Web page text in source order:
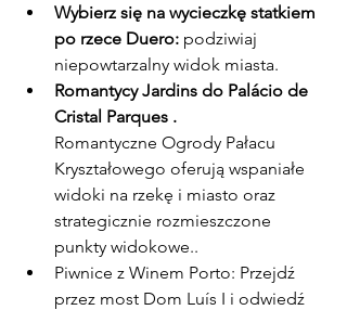
Wybierz się na wycieczkę statkiem
po rzece Duero: podziwiaj
niepowtarzalny widok miasta.
Romantycy Jardins do Palácio de
Cristal Parques .
Romantyczne Ogrody Pałacu
Kryształowego oferują wspaniałe
widoki na rzekę i miasto oraz
strategicznie rozmieszczone
punkty widokowe..
Piwnice z Winem Porto: Przejdź
przez most Dom Luís I i odwiedź